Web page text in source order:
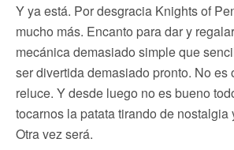
Y ya está. Por desgracia Knights of
mucho más. Encanto para dar y
mecánica demasiado simple que
ser divertida demasiado pronto. No es
reluce. Y desde luego no es bueno
tocarnos la patata tirando de nostalgia
Otra vez será.